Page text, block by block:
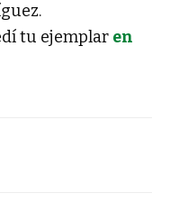
tu ejemplar en